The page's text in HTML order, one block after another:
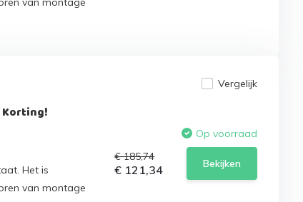
Korting!
Het is
van montage
Vergelijk
Op voorraad
€ 185,74
€ 121,34 Bekijken